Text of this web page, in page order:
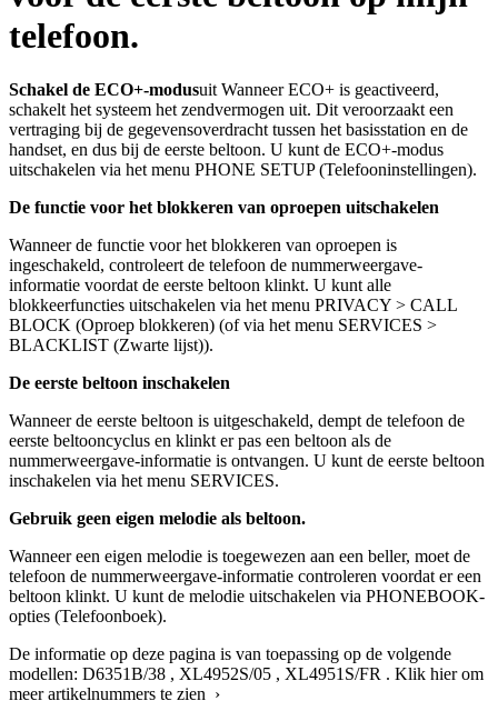
telefoon.
Schakel de ECO+-modusuit Wanneer ECO+ is geactiveerd,
schakelt het systeem het zendvermogen uit. Dit veroorzaakt een
vertraging bij de gegevensoverdracht tussen het basisstation en de
handset, en dus bij de eerste beltoon. U kunt de ECO+-modus
uitschakelen via het menu PHONE SETUP (Telefooninstellingen).
De functie voor het blokkeren van oproepen uitschakelen
Wanneer de functie voor het blokkeren van oproepen is
ingeschakeld, controleert de telefoon de nummerweergave-
informatie voordat de eerste beltoon klinkt. U kunt alle
blokkeerfuncties uitschakelen via het menu PRIVACY > CALL
BLOCK (Oproep blokkeren) (of via het menu SERVICES >
BLACKLIST (Zwarte lijst)).
De eerste beltoon inschakelen
Wanneer de eerste beltoon is uitgeschakeld, dempt de telefoon de
eerste beltooncyclus en klinkt er pas een beltoon als de
nummerweergave-informatie is ontvangen. U kunt de eerste beltoon
inschakelen via het menu SERVICES.
Gebruik geen eigen melodie als beltoon.
Wanneer een eigen melodie is toegewezen aan een beller, moet de
telefoon de nummerweergave-informatie controleren voordat er een
beltoon klinkt. U kunt de melodie uitschakelen via PHONEBOOK-
opties (Telefoonboek).
De informatie op deze pagina is van toepassing op de volgende
modellen: D6351B/38 , XL4952S/05 , XL4951S/FR . Klik hier om
meer artikelnummers te zien ›